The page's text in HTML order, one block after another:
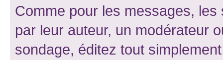
Comme pour les messages,
par leur auteur, un modérateur
sondage, éditez tout